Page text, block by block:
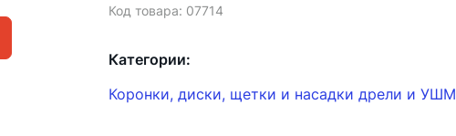
Код товара: 07714
Категории:
Коронки, диски, щетки и насадки дрели и УШМ